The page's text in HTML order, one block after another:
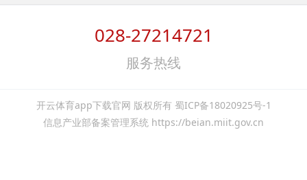
028-27214721
服务热线
开云体育app下载官网 版权所有 蜀ICP备18020925号-1
信息产业部备案管理系统 https://beian.miit.gov.cn